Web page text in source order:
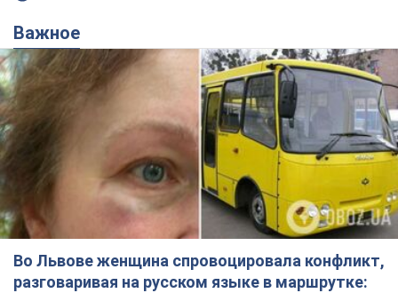
Важное
Во Львове женщина спровоцировала конфликт,
разговаривая на русском языке в маршрутке: